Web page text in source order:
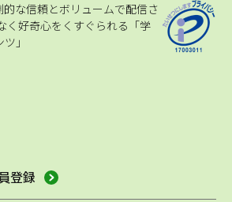
な信頼とボリュームで配信さ
く好奇心をくすぐられる「学
」
登録